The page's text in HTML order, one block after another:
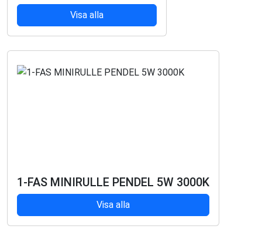
Visa alla
1-FAS MINIRULLE PENDEL 5W 3000K
Visa alla